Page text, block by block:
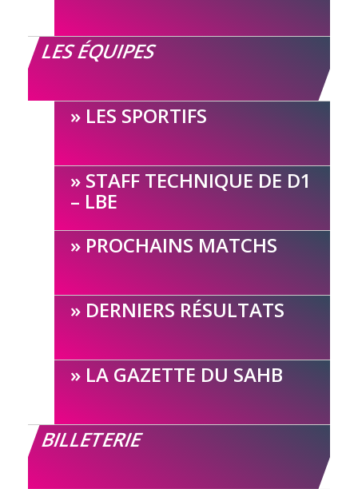
LES ÉQUIPES
LES SPORTIFS
STAFF TECHNIQUE DE D1
– LBE
PROCHAINS MATCHS
DERNIERS RÉSULTATS
LA GAZETTE DU SAHB
BILLETERIE